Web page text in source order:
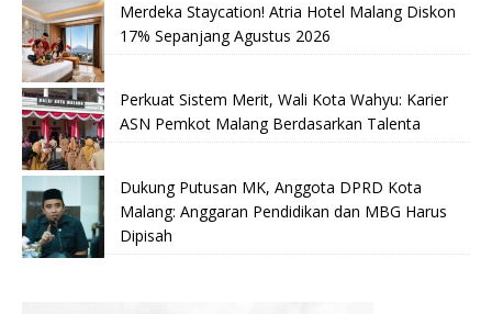
Merdeka Staycation! Atria Hotel Malang Diskon
17% Sepanjang Agustus 2026
Perkuat Sistem Merit, Wali Kota Wahyu: Karier
ASN Pemkot Malang Berdasarkan Talenta
Dukung Putusan MK, Anggota DPRD Kota
Malang: Anggaran Pendidikan dan MBG Harus
Dipisah